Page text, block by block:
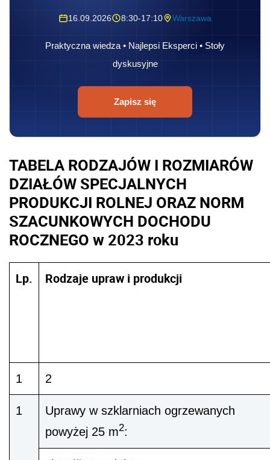
16.09.2026 8:30-17:10 Warszawa
Praktyczna wiedza • Najlepsi Eksperci • Stoły
dyskusyjne
Zapisz się
TABELA RODZAJÓW I ROZMIARÓW
DZIAŁÓW SPECJALNYCH
PRODUKCJI ROLNEJ ORAZ NORM
SZACUNKOWYCH DOCHODU
ROCZNEGO w 2023 roku
Lp. Rodzaje upraw i produkcji
1 2
1
Uprawy w szklarniach ogrzewanych
powyżej 25 m2: